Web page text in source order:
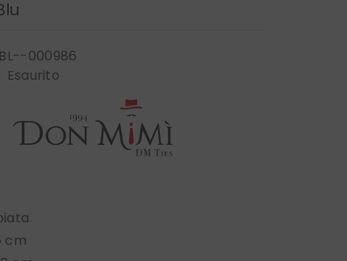
000986
Esaurito
cm